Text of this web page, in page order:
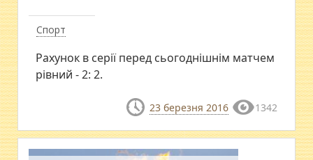
Спорт
Рахунок в серії перед сьогоднішнім матчем
рівний - 2: 2.
23 березня 2016 1342